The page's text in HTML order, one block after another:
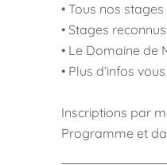
• Tous nos
• Stages
• Le Domaine de
• Plus d’infos
Inscriptions par
Programme et